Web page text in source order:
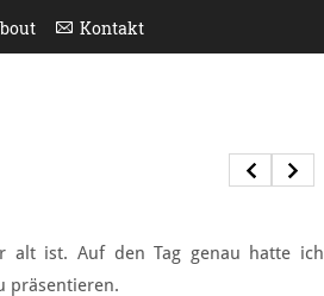
Kontakt
alt ist. Auf den Tag genau hatte ich
präsentieren.